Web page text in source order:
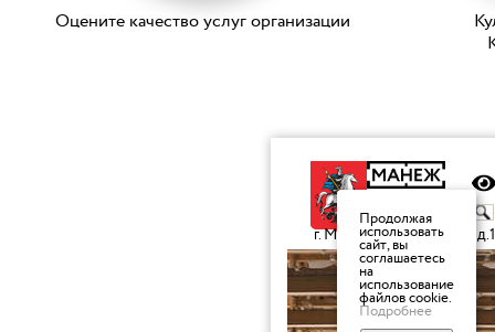
Оцените качество услуг организации